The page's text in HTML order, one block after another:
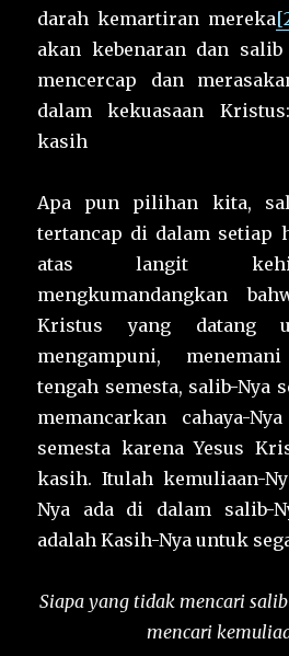
darah kemartiran mereka
akan kebenaran dan
mencercap dan
dalam kekuasaan
kasih
Apa pun pilihan kita,
tertancap di dalam setiap
atas langit
mengkumandangkan
Kristus yang datang
mengampuni,
tengah semesta, salib-Nya
memancarkan cahaya-
semesta karena Yesus
kasih. Itulah kemuliaan-
Nya ada di dalam salib-
adalah Kasih-Nya untuk
Siapa yang tidak mencari
mencari